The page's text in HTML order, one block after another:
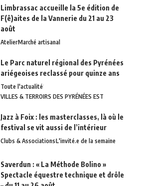
Limbrassac accueille la 5e édition de
F(ê)aites de la Vannerie du 21 au 23
août
AtelierMarché artisanal
Le Parc naturel régional des Pyrénées
ariégeoises reclassé pour quinze ans
Toute l'actualité
VILLES & TERROIRS DES PYRÉNÉES EST
Jazz à Foix : les masterclasses, là où le
festival se vit aussi de l’intérieur
Clubs & AssociationsL'invité.e de la semaine
Saverdun : « La Méthode Bolino »
Spectacle équestre technique et drôle